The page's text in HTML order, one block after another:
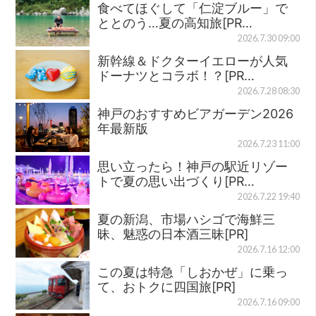
食べてほぐして「仁淀ブルー」で
ととのう…夏の高知旅[PR…
2026.7.30 09:00
新幹線＆ドクターイエローが人気
ドーナツとコラボ！？[PR…
2026.7.28 08:30
神戸のおすすめビアガーデン2026
年最新版
2026.7.23 11:00
思い立ったら！神戸の駅近リゾー
トで夏の思い出づくり[PR…
2026.7.22 19:40
夏の新潟、市場ハシゴで海鮮三
昧、魅惑の日本酒三昧[PR]
2026.7.16 12:00
この夏は特急「しおかぜ」に乗っ
て、おトクに四国旅[PR]
2026.7.16 09:00